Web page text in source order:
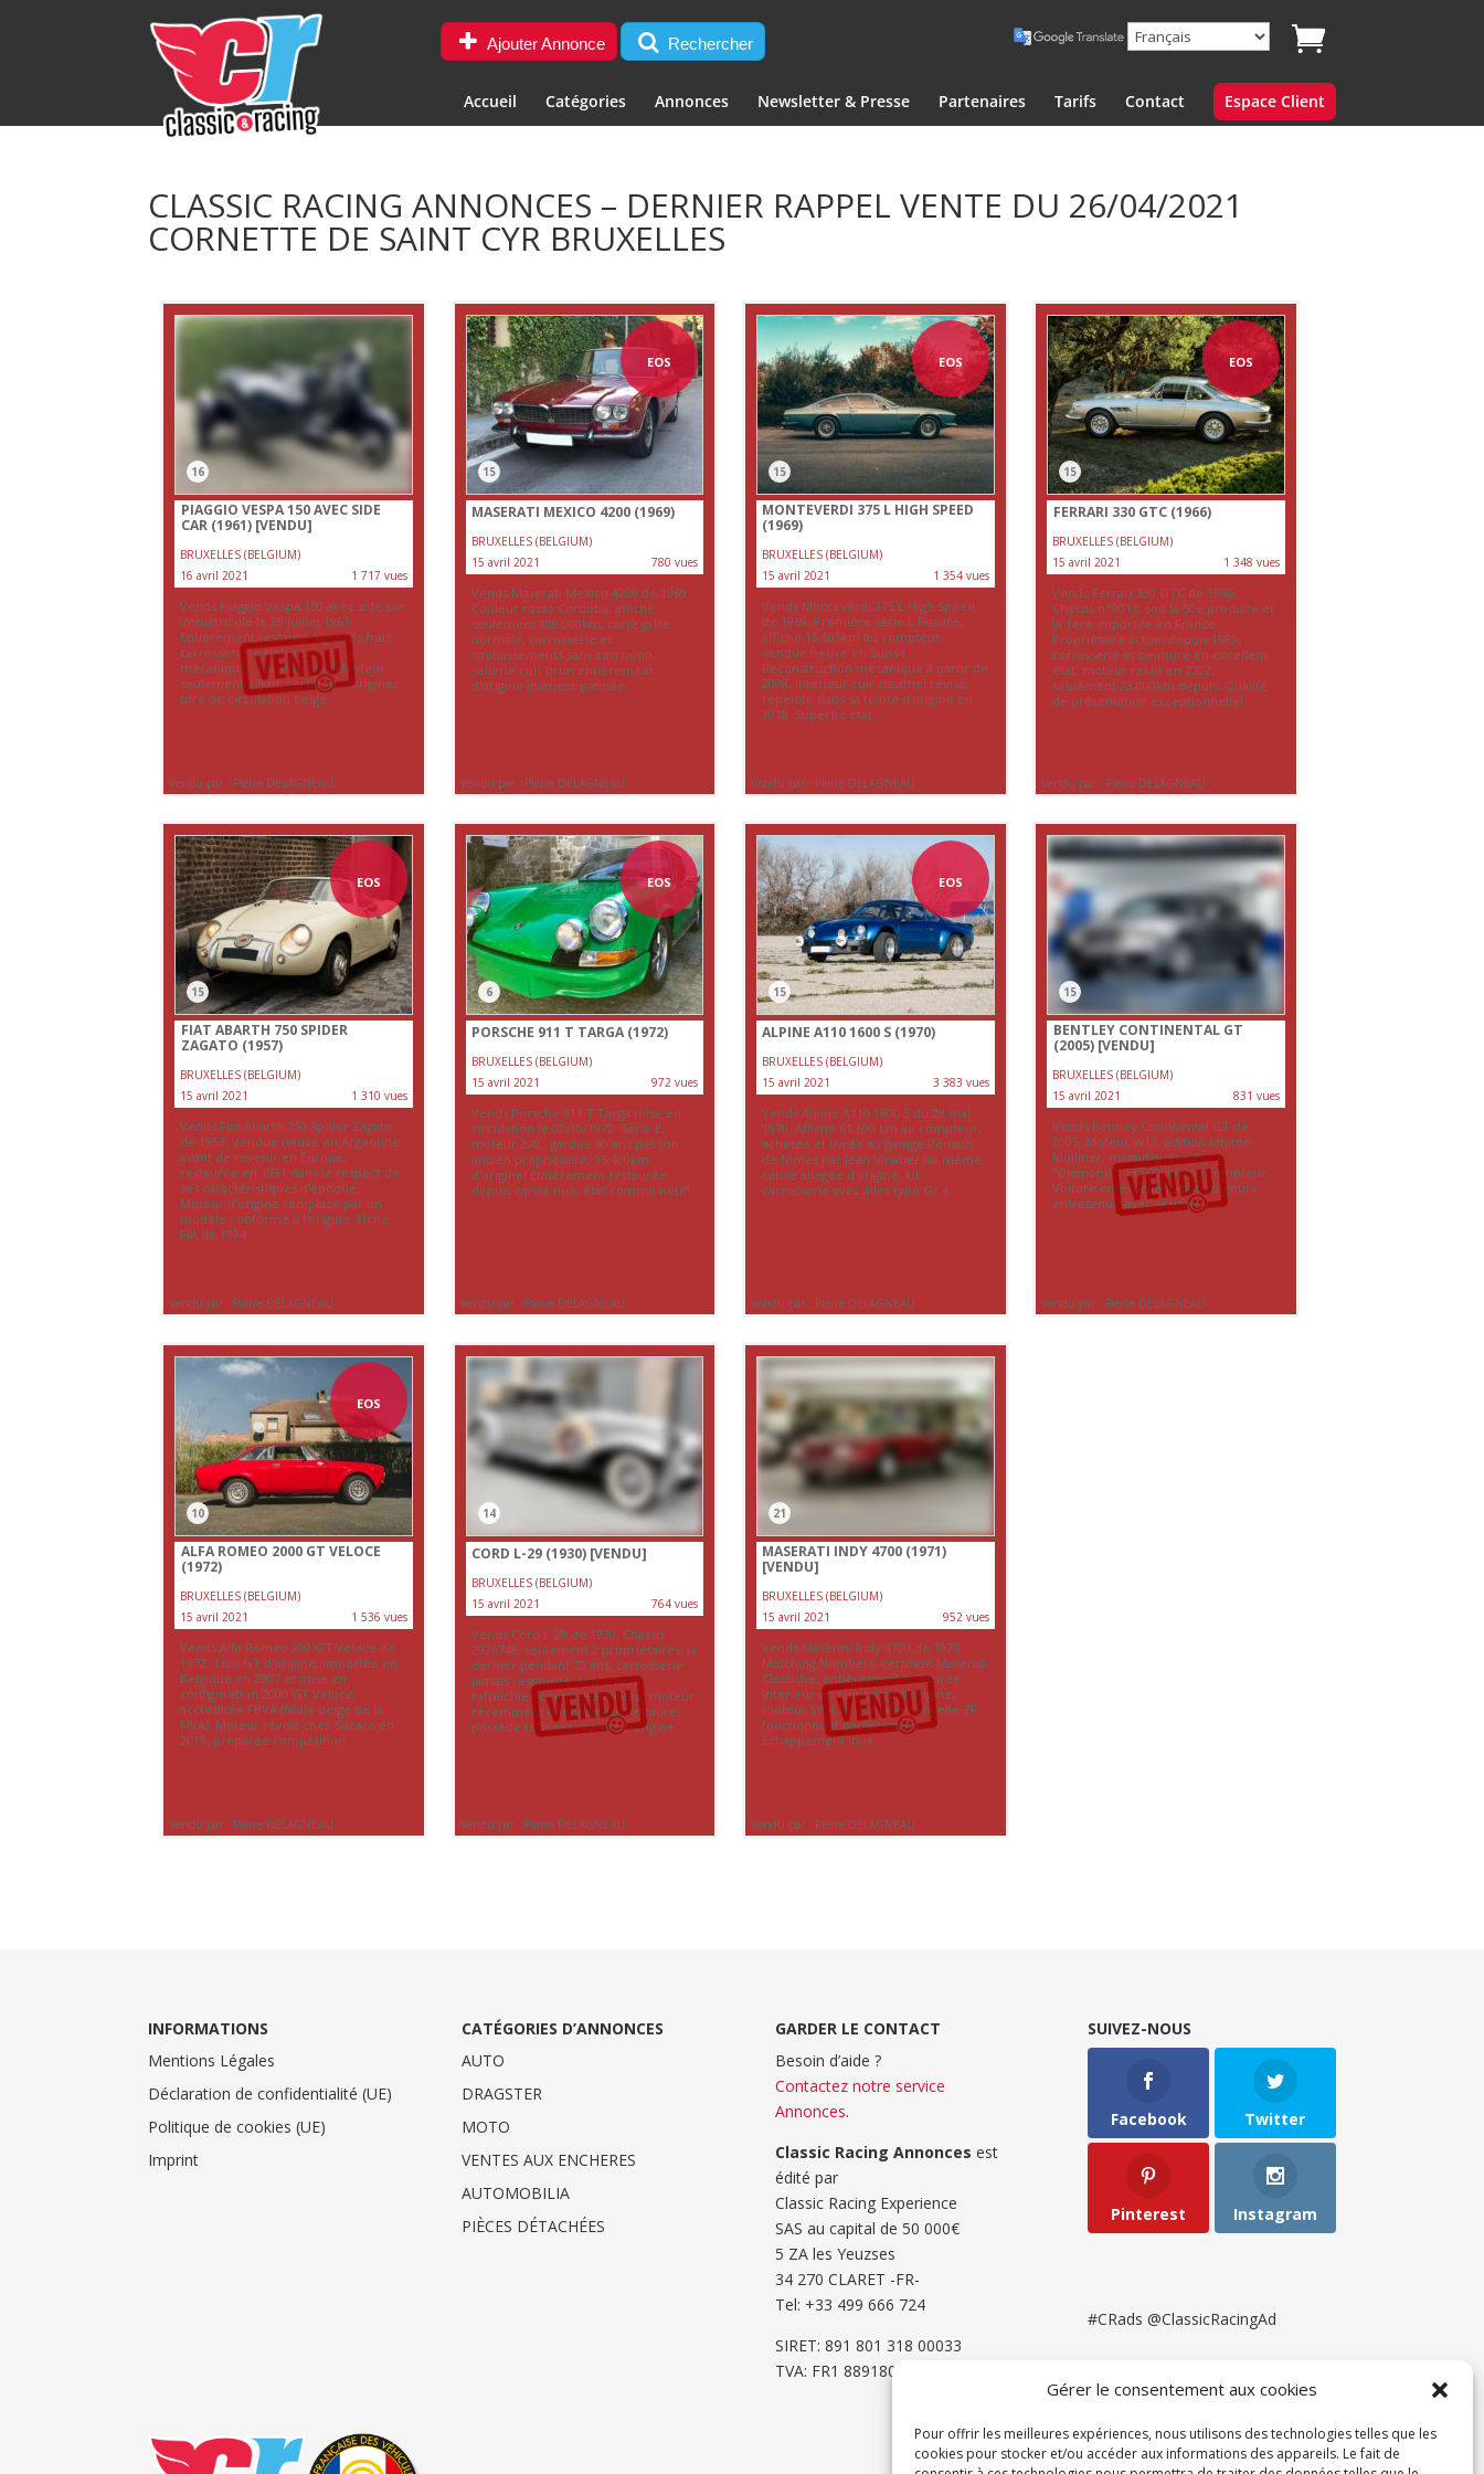
Gérer le consentement aux cookies
Pour offrir les meilleures expériences, nous utilisons des technologies telles que les
cookies pour stocker et/ou accéder aux informations des appareils. Le fait de
Ajouter Annonce Rechercher
Accueil Catégories Annonces Newsletter & Presse Partenaires Tarifs Contact Espace Client
CLASSIC RACING ANNONCES – DERNIER RAPPEL VENTE DU 26/04/2021
CORNETTE DE SAINT CYR BRUXELLES
16
PIAGGIO VESPA 150 AVEC SIDE
CAR (1961) [VENDU]
BRUXELLES (BELGIUM)
16 avril 2021
1 717 vues
Vends Piaggio Vespa 150 avec side car
immatriculé le 29 juillet 1961.
Entièrement restauré à grands frais,
carrosserie; peinture,
mécanique...comme neuf! Moteur
seulement 27km, certificat d'origine,
titre de circulation belge.
Vendu par : Pierre DELAGNEAU
EOS
15
MASERATI MEXICO 4200 (1969)
BRUXELLES (BELGIUM)
15 avril 2021
780 vues
Vends Maserati Mexico 4200 de 1969.
Couleur rosso Cordoba, affiche
seulement 108.000km, carte grise
normale, carrosserie et
soubassements sans corrosion,
sellerie cuir brun entièrement
d'origine joliment patinée.
Vendu par : Pierre DELAGNEAU
EOS
15
MONTEVERDI 375 L HIGH SPEED
(1969)
BRUXELLES (BELGIUM)
15 avril 2021
1 354 vues
Vends Monteverdi 375 L High Speed
de 1969. Première série L Fissore,
affiche 15.605km au compteur,
vendue neuve en Suisse.
Reconstruction mécanique à partir de
2008, intérieur cuir caramel révisé,
repeinte dans sa teinte d'origine en
2018. Superbe état.
Vendu par : Pierre DELAGNEAU
EOS
15
FERRARI 330 GTC (1966)
BRUXELLES (BELGIUM)
15 avril 2021
1 348 vues
Vends Ferrari 330 GTC de 1966.
Chassis n°9013, soit la 50e produite et
la 1ère importée en France.
Propriétaire actuel depuis 1989,
corrasserie et peinture en excellent
état, moteur refait en 2002,
seulement 23.000km depuis. Qualité
de présentation exceptionnelle!
Vendu par : Pierre DELAGNEAU
EOS
15
FIAT ABARTH 750 SPIDER
ZAGATO (1957)
BRUXELLES (BELGIUM)
15 avril 2021
1 310 vues
Vends Fiat Abarth 750 Spider Zagato
de 1957. Vendue neuve en Argentine
avant de revenir en Europe,
restaurée en 1991 dans le respect de
ses caractéristiques d'époque.
Moteur d'origine remplacé par un
modèle conforme à l'origine. Fiche
FIA de 1994.
Vendu par : Pierre DELAGNEAU
EOS
6
PORSCHE 911 T TARGA (1972)
BRUXELLES (BELGIUM)
15 avril 2021
972 vues
Vends Porsche 911 T Targa mise en
circulation le 02/10/1972. Série E,
moteur 2,4L, gardée 40 ans pas son
ancien propriétaire, 95.400km
d'origine! Entièrement restaurée
depuis caisse nue, état comme neuf!
Vendu par : Pierre DELAGNEAU
EOS
15
ALPINE A110 1600 S (1970)
BRUXELLES (BELGIUM)
15 avril 2021
3 383 vues
Vends Alpine A110 1600 S du 28 mai
1970. Affiche 61.690 km au compteur,
achetée et livrée au garage Renault
de Nîmes par Jean Vinatier lui-même,
caisse allégée d'origine, kit
carrosserie avec ailes type Gr 4.
Vendu par : Pierre DELAGNEAU
15
BENTLEY CONTINENTAL GT
(2005) [VENDU]
BRUXELLES (BELGIUM)
15 avril 2021
831 vues
Vends Bentley Continental GT de
2005. Moteur W12, édition limitée
Mulliner, magnifiques sièges
"Diamond", 137.000km au compteur.
Voiture en excellent état, toujours
entretenue avec sérieux.
Vendu par : Pierre DELAGNEAU
EOS
10
ALFA ROMEO 2000 GT VELOCE
(1972)
BRUXELLES (BELGIUM)
15 avril 2021
1 536 vues
Vends Alfa Romeo 200 GT Veloce de
1972. 1300 GT d'origine, importée en
Belgique en 2007 et mise en
configuration 2000 GT Veloce,
accréditée FBVA (filiale belge de la
FIVA). Moteur révisé chez Socaro en
2019, préparée compétition.
Vendu par : Pierre DELAGNEAU
14
CORD L-29 (1930) [VENDU]
BRUXELLES (BELGIUM)
15 avril 2021
764 vues
Vends Cord L-29 de 1930. Chassis
2926748, seulement 2 propriétaires, le
dernier pendant 70 ans, carrosserie
jamais restaurée, seulement
rafraichie et remise à niveau, moteur
récemment entièrement restauré,
possède tous ses papiers d'origine.
Vendu par : Pierre DELAGNEAU
21
MASERATI INDY 4700 (1971)
[VENDU]
BRUXELLES (BELGIUM)
15 avril 2021
952 vues
Vends Maserati Indy 4700 de 1971.
Matching Numbers, certificat Maserati
Classiche, entièrement restaurée.
Intérieur en cuir beige d'origine,
moteur V8 4,7L et boite-5 anuelle ZF
fonctionnent parfaitement.
Echappement inox.
Vendu par : Pierre DELAGNEAU
INFORMATIONS
Mentions Légales
Déclaration de confidentialité (UE)
Politique de cookies (UE)
Imprint
CATÉGORIES D’ANNONCES
AUTO
DRAGSTER
MOTO
VENTES AUX ENCHERES
AUTOMOBILIA
PIÈCES DÉTACHÉES
GARDER LE CONTACT
Besoin d’aide ?
Contactez notre service
Annonces.
Classic Racing Annonces est
édité par
Classic Racing Experience
SAS au capital de 50 000€
5 ZA les Yeuzses
34 270 CLARET -FR-
Tel: ‭+33 499 666 724‬
SIRET: 891 801 318 00033
TVA: FR1 8891801318
SUIVEZ-NOUS
Facebook Twitter
Pinterest Instagram
#CRads @ClassicRacingAd